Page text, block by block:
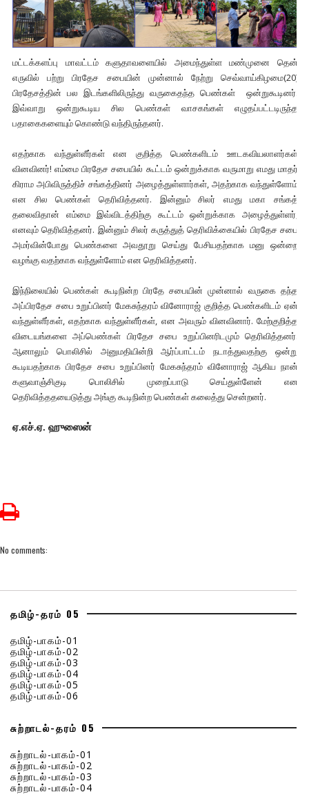
மட்டக்களப்பு மாவட்டம் களுதாவளையில் அமைந்துள்ள மண்முனை தென்
எருவில் பற்று பிரதேச சபையின் முன்னால் நேற்று செவ்வாய்கிழமை(20)
பிரதேசத்தின் பல இடங்களிலிருந்து வருகைதந்த பெண்கள் ஒன்றுகூடினர்.
இவ்வாறு ஒன்றுகூடிய சில பெண்கள் வாசகங்கள் எழுதப்பட்டடிருந்த
பதாகைகளையும் கொண்டு வந்திருந்தனர்.
எதற்காக வந்துள்ளீர்கள் என குறித்த பெண்களிடம் ஊடகவியலாளர்கள்
வினவினர்! எம்மை பிரதேச சபையில் கூட்டம் ஒன்றுக்காக வருமாறு எமது மாதர்
கிராம அபிவிருத்திச் சங்கத்தினர் அழைத்துள்ளார்கள், அதற்காக வந்துள்ளோம்
என சில பெண்கள் தெரிவித்தனர். இன்னும் சிலர் எமது மகா சங்கத்
தலைவிதான் எம்மை இவ்விடத்திற்கு கூட்டம் ஒன்றுக்காக அழைத்துள்ளர்,
எனவும் தெரிவித்தனர். இன்னும் சிலர் கருத்துத் தெரிவிக்கையில் பிரதேச சபை
அமர்வின்போது பெண்களை அவதூறு செய்து பேசியதற்காக மனு ஒன்றை
வழங்கு வதற்காக வந்துள்ளோம் என தெரிவித்தனர்.
இந்நிலையில் பெண்கள் கூடிநின்ற பிரதே சபையின் முன்னால் வருகை தந்த
அப்பிரதேச சபை உறுப்பினர் மேகசுந்தரம் வினோராஜ் குறித்த பெண்களிடம் ஏன்
வந்துள்ளீர்கள், எதற்காக வந்துள்ளீர்கள், என அவரும் வினவினார். மேற்குறித்த
விடையங்களை அப்பெண்கள் பிரதேச சபை உறுப்பினரிடமும் தெரிவித்தனர்.
ஆனாலும் பொலிசில் அனுமதியின்றி ஆர்ப்பாட்டம் நடாத்துவதற்கு ஒன்று
கூடியதற்காக பிரதேச சபை உறுப்பினர் மேகசுந்தரம் வினோராஜ் ஆகிய நான்
களுவாஞ்சிகுடி பொலிசில் முறைப்பாடு செய்துள்ளேன் என
தெரிவித்ததயைடுத்து அங்கு கூடிநின்ற பெண்கள் கலைத்து சென்றனர்.
ஏ.எச்.ஏ. ஹுஸைன்
No comments:
தமிழ்-தரம் 05
தமிழ்-பாகம்-01
தமிழ்-பாகம்-02
தமிழ்-பாகம்-03
தமிழ்-பாகம்-04
தமிழ்-பாகம்-05
தமிழ்-பாகம்-06
சுற்றாடல்-தரம் 05
சுற்றாடல்-பாகம்-01
சுற்றாடல்-பாகம்-02
சுற்றாடல்-பாகம்-03
சுற்றாடல்-பாகம்-04